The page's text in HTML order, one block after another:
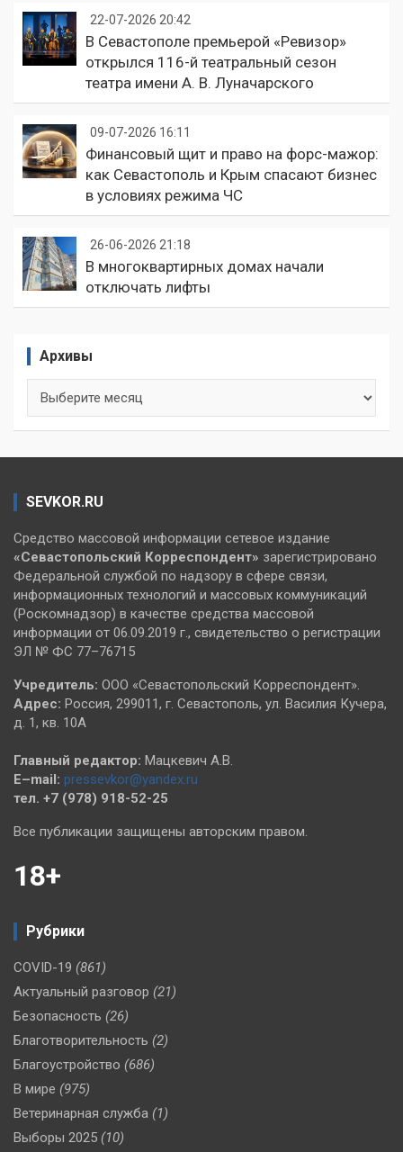
22-07-2026 20:42
В Севастополе премьерой «Ревизор»
открылся 116-й театральный сезон
театра имени А. В. Луначарского
09-07-2026 16:11
Финансовый щит и право на форс-мажор:
как Севастополь и Крым спасают бизнес
в условиях режима ЧС
26-06-2026 21:18
В многоквартирных домах начали
отключать лифты
Архивы
SEVKOR.RU
Средство массовой информации сетевое издание
«Севастопольский Корреспондент» зарегистрировано
Федеральной службой по надзору в сфере связи,
информационных технологий и массовых коммуникаций
(Роскомнадзор) в качестве средства массовой
информации от 06.09.2019 г., свидетельство о регистрации
ЭЛ № ФС 77–76715
Учредитель: ООО «Севастопольский Корреспондент».
Адрес: Россия, 299011, г. Севастополь, ул. Василия Кучера,
д. 1, кв. 10А
Главный редактор: Мацкевич А.В.
E–mail: pressevkor@yandex.ru
тел. +7 (978) 918-52-25
Все публикации защищены авторским правом.
18+
Рубрики
COVID-19 (861)
Актуальный разговор (21)
Безопасность (26)
Благотворительность (2)
Благоустройство (686)
В мире (975)
Ветеринарная служба (1)
Выборы 2025 (10)